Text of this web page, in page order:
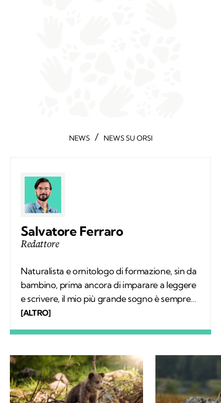
NEWS / NEWS SU ORSI
Salvatore Ferraro
Redattore
Naturalista e ornitologo di formazione, sin da
bambino, prima ancora di imparare a leggere
e scrivere, il mio più grande sogno è sempre
stato quello di conoscere tutto sugli animali e
campo e, parallelamente, nell'educazione
ambientale. Alla base del mio interesse per le
scienze naturali, oltre a una profonda e
sincera vocazione, c'è la voglia di mettere a
[ALTRO]